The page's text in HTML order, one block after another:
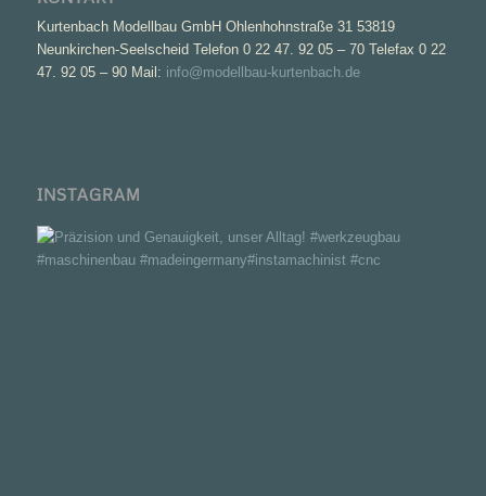
Kurtenbach Modellbau GmbH Ohlenhohnstraße 31 53819
Neunkirchen-Seelscheid Telefon 0 22 47. 92 05 – 70 Telefax 0 22
47. 92 05 – 90 Mail: info@modellbau-kurtenbach.de
INSTAGRAM